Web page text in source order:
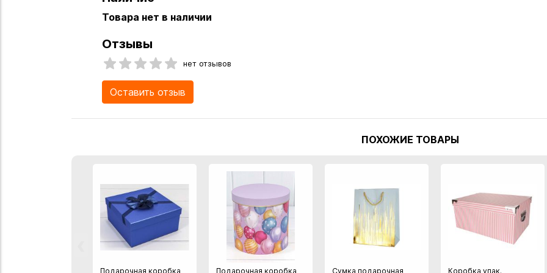
Товара нет в наличии
Отзывы
нет отзывов
Оставить отзыв
ПОХОЖИЕ ТОВАРЫ
Подарочная коробка Подарочная коробка Сумка подарочная Коробка упак.